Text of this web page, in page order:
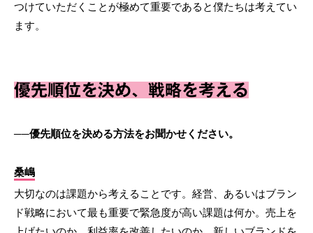
つけていただくことが極めて重要であると僕たちは考えてい
ます。
優先順位を決め、戦略を考える
──優先順位を決める方法をお聞かせください。
桑嶋
大切なのは課題から考えることです。経営、あるいはブラン
ド戦略において最も重要で緊急度が高い課題は何か。売上を